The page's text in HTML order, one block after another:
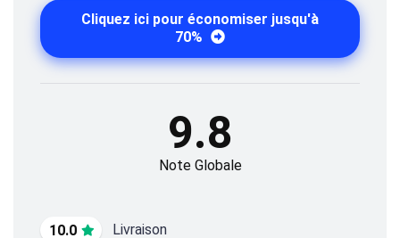
Cliquez ici pour économiser jusqu'à
70%
10.0 Livraison
9.8
Note Globale